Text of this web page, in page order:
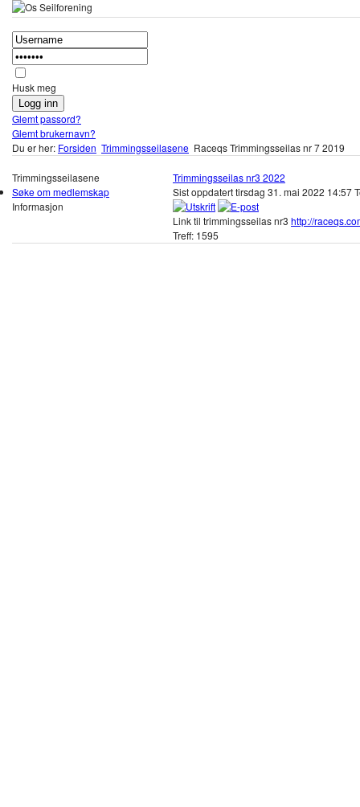
Husk meg
Glemt passord?
Glemt brukernavn?
Du er her: Forsiden Trimmingsseilasene Raceqs Trimmingsseilas nr 7 2019
Trimmingsseilasene
Søke om medlemskap
Informasjon
Trimmingsseilas nr3 2022
Sist oppdatert tirsdag 31. mai 2022 14:57
Link til trimmingsseilas nr3 http://
Treff: 1595